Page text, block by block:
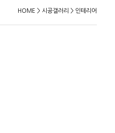
HOME > 시공갤러리 > 인테리어